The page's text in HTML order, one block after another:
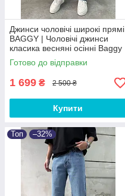
Джинси чоловічі широкі прямі
BAGGY | Чоловічі джинси
класика весняні осінні Baggy
Готово до відправки
1 699 ₴ 2 500 ₴
Купити
Топ –32%